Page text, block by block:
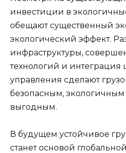
инвестиции в
обещают существенный
экологический эффект.
инфраструктуры,
технологий и интеграция
управления сделают
безопасным,
выгодным.
В будущем устойчивое
станет основой